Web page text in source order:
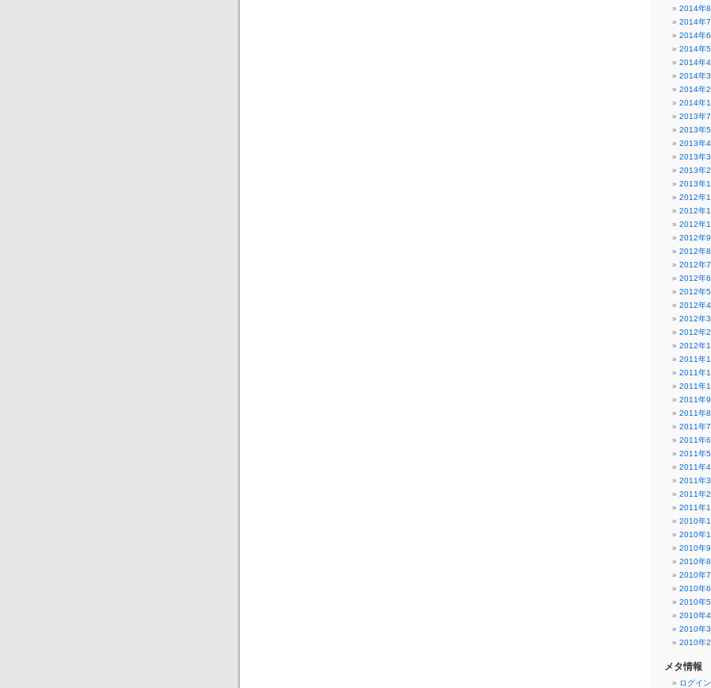
2014年8
2014年7
2014年6
2014年5
2014年4
2014年3
2014年2
2014年1
2013年7
2013年5
2013年4
2013年3
2013年2
2013年1
2012年
2012年
2012年
2012年9
2012年8
2012年7
2012年6
2012年5
2012年4
2012年3
2012年2
2012年1
2011年
2011年
2011年
2011年9
2011年8
2011年7
2011年6
2011年5
2011年4
2011年3
2011年2
2011年1
2010年
2010年
2010年9
2010年8
2010年7
2010年6
2010年5
2010年4
2010年3
2010年2
メタ情報
ログイン